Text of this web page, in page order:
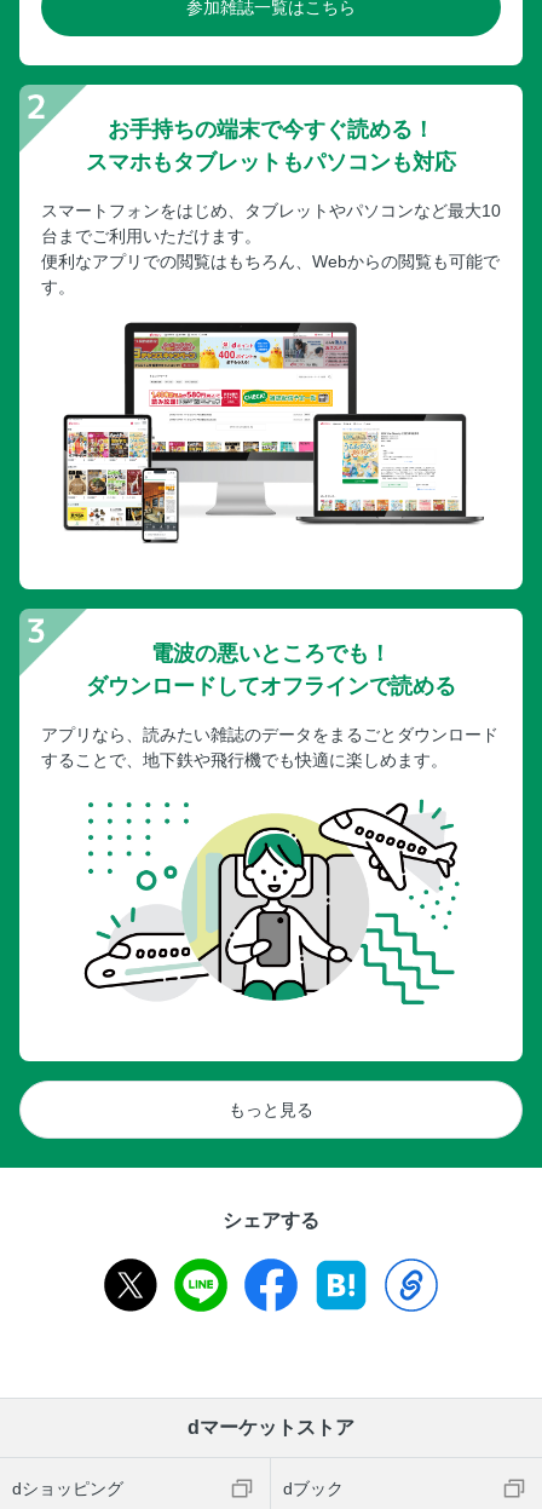
参加雑誌一覧はこちら
お手持ちの端末で今すぐ読める！
スマホもタブレットもパソコンも対応
スマートフォンをはじめ、タブレットやパソコンなど最大10
台までご利用いただけます。
便利なアプリでの閲覧はもちろん、Webからの閲覧も可能で
す。
電波の悪いところでも！
ダウンロードしてオフラインで読める
アプリなら、読みたい雑誌のデータをまるごとダウンロード
することで、地下鉄や飛行機でも快適に楽しめます。
もっと見る
シェアする
dマーケットストア
dショッピング dブック